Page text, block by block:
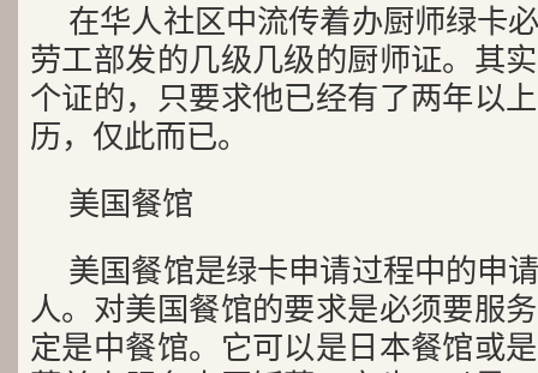
在华人社区中流传着办厨师绿卡
劳工部发的几级几级的厨师证。其
个证的，只要求他已经有了两年以
历，仅此而已。
美国餐馆
美国餐馆是绿卡申请过程中的申
人。对美国餐馆的要求是必须要服
定是中餐馆。它可以是日本餐馆或